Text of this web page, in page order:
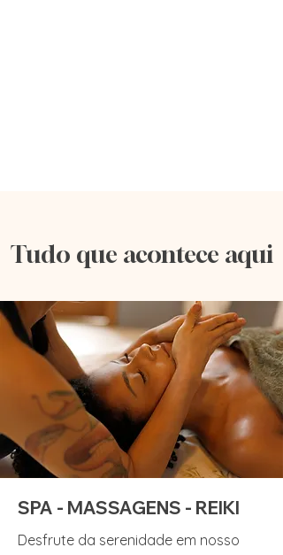
Tudo que acontece aqui
SPA - MASSAGENS - REIKI
Desfrute da serenidade em nosso